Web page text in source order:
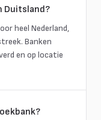
Duitsland?
heel Nederland,
Banken
en op locatie